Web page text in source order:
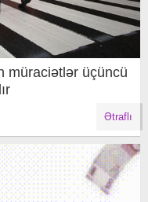
müraciətlər üçüncü
Ətraflı